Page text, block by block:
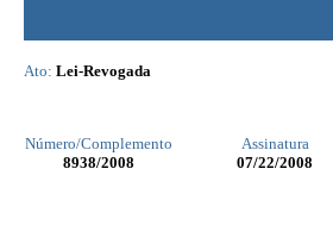
Ato: Lei-Revogada
Número/Complemento Assinatura
8938/2008 07/22/2008